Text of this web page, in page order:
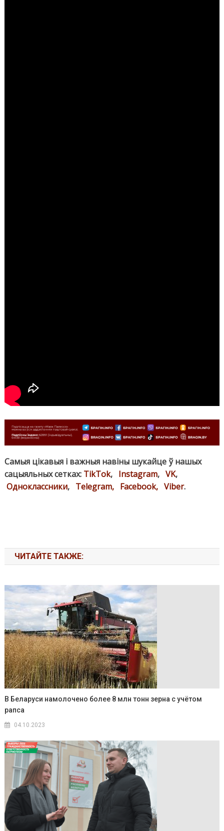
Самыя цікавыя і важныя навіны шукайце ў нашых
сацыяльных сетках: TikTok, Instagram, VK,
Одноклассники, Telegram, Facebook, Viber.
ЧИТАЙТЕ ТАКЖЕ:
В Беларуси намолочено более 8 млн тонн зерна с учётом
рапса
04.10.2023